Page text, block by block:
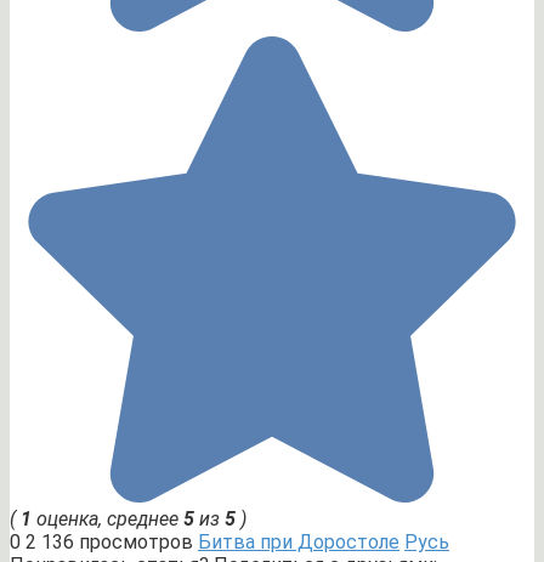
( 1 оценка, среднее 5 из 5 )
0 2 136 просмотров Битва при Доростоле Русь